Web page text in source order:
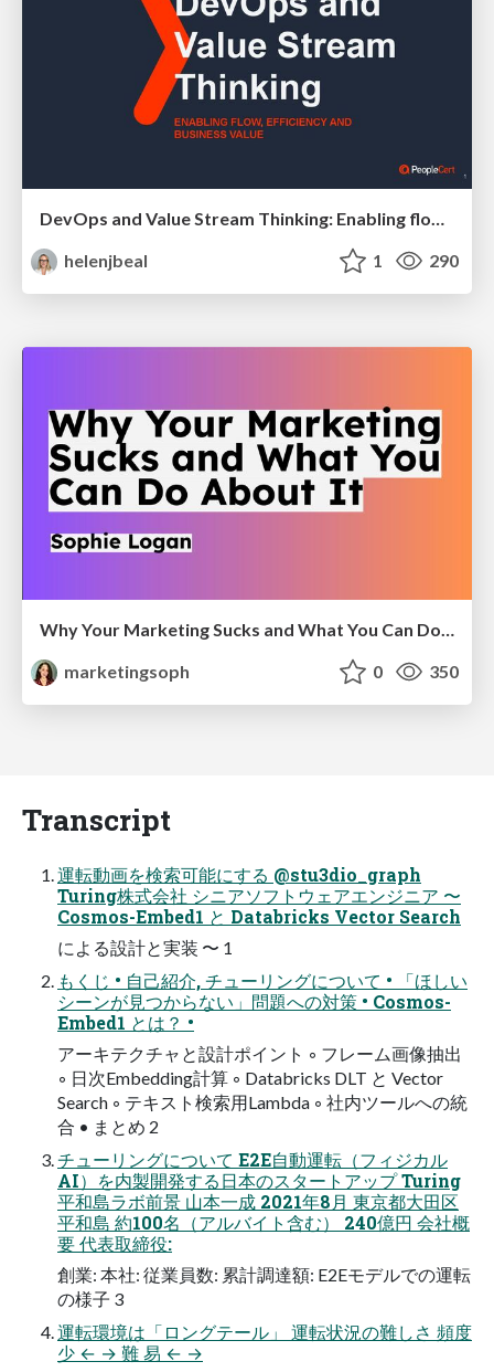
DevOps and Value Stream Thinking: Enabling flow, efficiency and business value
helenjbeal
1 290
Why Your Marketing Sucks and What You Can Do About It - Sophie Logan
marketingsoph
0 350
Transcript
運転動画を検索可能にする @stu3dio_graph
Turing株式会社 シニアソフトウェアエンジニア 〜
Cosmos-Embed1 と Databricks Vector Search
による設計と実装 〜 1
もくじ • ⾃⼰紹介, チューリングについて • 「ほしい
シーンが⾒つからない」問題への対策 • Cosmos-
Embed1 とは？ •
アーキテクチャと設計ポイント ◦ フレーム画像抽出
◦ ⽇次Embedding計算 ◦ Databricks DLT と Vector
Search ◦ テキスト検索⽤Lambda ◦ 社内ツールへの統
合 • まとめ 2
チューリングについて E2E⾃動運転（フィジカル
AI）を内製開発する⽇本のスタートアップ Turing
平和島ラボ前景 ⼭本⼀成 2021年8⽉ 東京都⼤⽥区
平和島 約100名（アルバイト含む） 240億円 会社概
要 代表取締役:
創業: 本社: 従業員数: 累計調達額: E2Eモデルでの運転
の様⼦ 3
運転環境は「ロングテール」 運転状況の難しさ 頻度
少 ← → 難 易 ← →